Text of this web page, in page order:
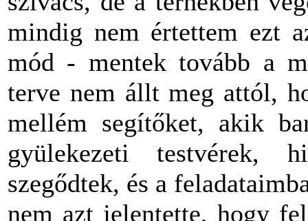
mindig nem értettem ezt
mód - mentek tovább a
terve nem állt meg attól,
mellém segítőket, akik
gyülekezeti testvérek,
szegődtek, és a
nem azt jelentette, hogy